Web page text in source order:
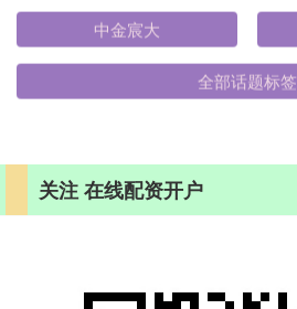
中金宸大
全部话题标签
关注 在线配资开户